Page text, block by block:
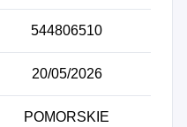
544806510
20/05/2026
POMORSKIE